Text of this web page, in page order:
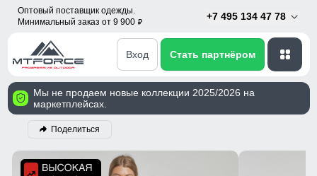
Оптовый поставщик одежды.
Минимальный заказ от 9 900 p
+7 495 134 47 78
Вход Стать партнёром
Мы не продаем новые коллекции 2025/2026 на
маркетплейсах.
Поделиться